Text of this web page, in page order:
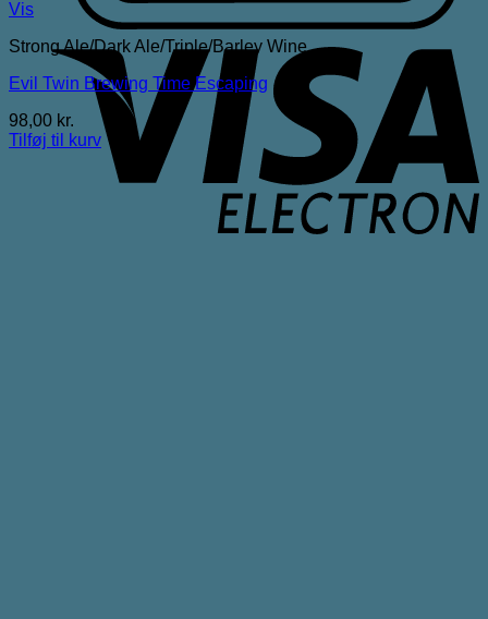
Vis
Strong Ale/Dark Ale/Triple/Barley Wine
Evil Twin Brewing Time Escaping
98,00 kr.
Tilføj til kurv